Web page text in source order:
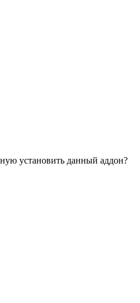
установить данный аддон?